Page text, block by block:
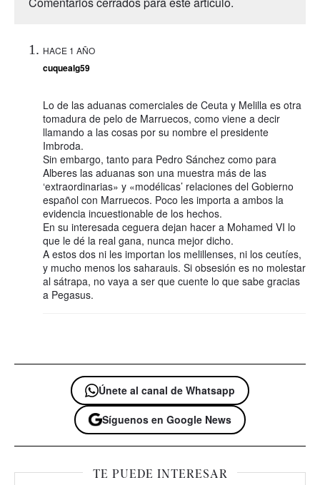
HACE 1 AÑO
cuquealg59
Lo de las aduanas comerciales de Ceuta y Melilla es otra
tomadura de pelo de Marruecos, como viene a decir
llamando a las cosas por su nombre el presidente
Imbroda.
Sin embargo, tanto para Pedro Sánchez como para
Alberes las aduanas son una muestra más de las
‘extraordinarias» y «modélicas’ relaciones del Gobierno
español con Marruecos. Poco les importa a ambos la
evidencia incuestionable de los hechos.
En su interesada ceguera dejan hacer a Mohamed VI lo
que le dé la real gana, nunca mejor dicho.
A estos dos ni les importan los melillenses, ni los ceutíes,
y mucho menos los saharauis. Si obsesión es no molestar
al sátrapa, no vaya a ser que cuente lo que sabe gracias
a Pegasus.
Únete al canal de Whatsapp
Síguenos en Google News
TE PUEDE INTERESAR